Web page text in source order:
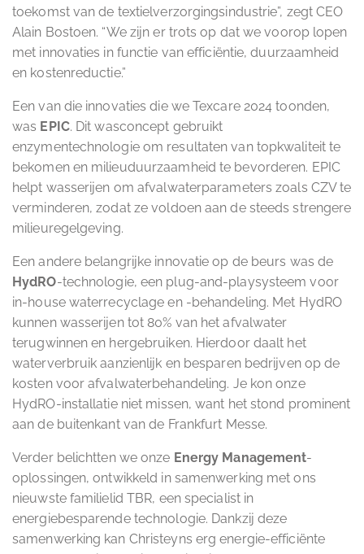
toekomst van de textielverzorgingsindustrie”, zegt CEO
Alain Bostoen. “We zijn er trots op dat we voorop lopen
met innovaties in functie van efficiëntie, duurzaamheid
en kostenreductie.”
Een van die innovaties die we Texcare 2024 toonden,
was EPIC. Dit wasconcept gebruikt
enzymentechnologie om resultaten van topkwaliteit te
bekomen en milieuduurzaamheid te bevorderen. EPIC
helpt wasserijen om afvalwaterparameters zoals CZV te
verminderen, zodat ze voldoen aan de steeds strengere
milieuregelgeving.
Een andere belangrijke innovatie op de beurs was de
HydRO-technologie, een plug-and-playsysteem voor
in-house waterrecyclage en -behandeling. Met HydRO
kunnen wasserijen tot 80% van het afvalwater
terugwinnen en hergebruiken. Hierdoor daalt het
waterverbruik aanzienlijk en besparen bedrijven op de
kosten voor afvalwaterbehandeling. Je kon onze
HydRO-installatie niet missen, want het stond prominent
aan de buitenkant van de Frankfurt Messe.
Verder belichtten we onze Energy Management-
oplossingen, ontwikkeld in samenwerking met ons
nieuwste familielid TBR, een specialist in
energiebesparende technologie. Dankzij deze
samenwerking kan Christeyns erg energie-efficiënte